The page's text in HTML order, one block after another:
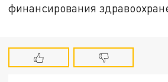
финансирования